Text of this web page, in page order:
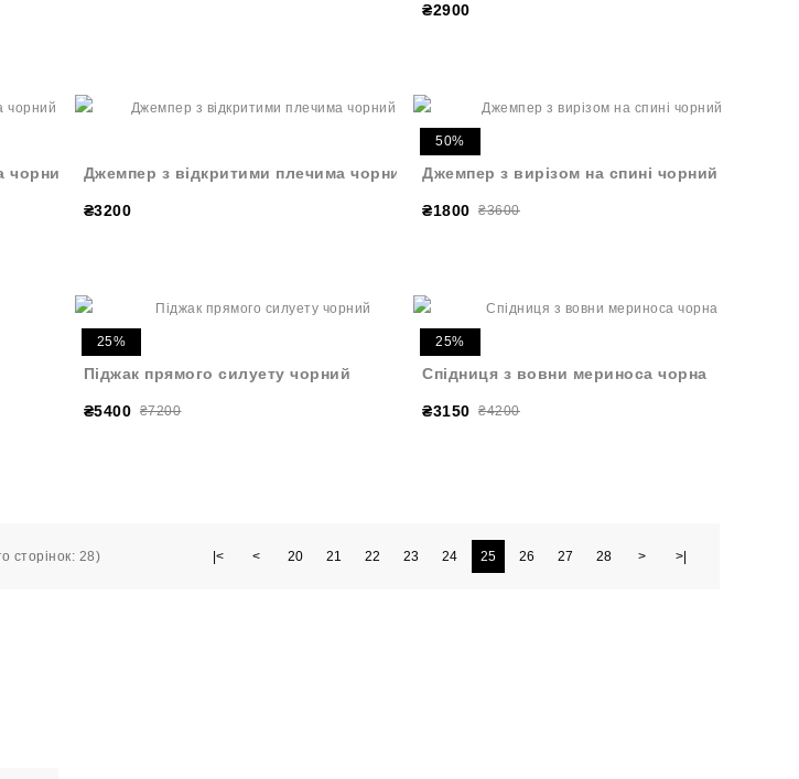
₴2900
чорний Джемпер з відкритими плечима чорний
₴3200
50%
Джемпер з вирізом на спині чорний
₴1800 ₴3600
25%
Піджак прямого силуету чорний
₴5400 ₴7200
25%
Спідниця з вовни мериноса чорна
₴3150 ₴4200
сторінок: 28) |< < 20 21 22 23 24 25 26 27 28 > >|